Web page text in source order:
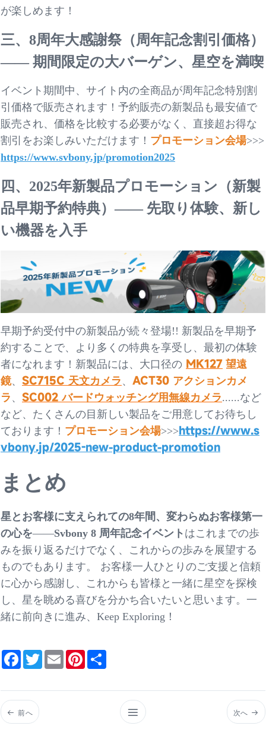
が楽しめます！
三、8周年大感謝祭（周年記念割引価格）
—— 期間限定の大バーゲン、星空を満喫
イベント期間中、サイト内の全商品が周年記念特別割
引価格で販売されます！予約販売の新製品も最安値で
販売され、価格を比較する必要がなく、直接超お得な
割引をお楽しみいただけます！ プロモーション会場>>>
https://www.svbony.jp/promotion2025
四、2025年新製品プロモーション（新製
品早期予約特典）—— 先取り体験、新し
い機器を入手
早期予約受付中の新製品が続々 登場!! 新製品を早期予
約することで、より多くの特典を享受し、最初の体験
者になれます！新製品には、大口径の MK127 望遠
鏡、 SC715C 天文カメラ 、 ACT30 アクションカメ
ラ 、 SC002 バードウォッチング用無線カメラ......など
など、たくさんの目新しい製品をご用意してお待ちし
ております！ プロモーション会場>>>https://www.s
vbony.jp/2025-new-product-promotion
まとめ
星とお客様に支えられての8年間、変わらぬお客様第一
の心を——Svbony 8 周年記念イベント はこれまでの歩
みを振り返るだけでなく、これからの歩みを展望する
ものでもあります。
お客様一人ひとりのご支援と信頼
に心から感謝し、これからも皆様と一緒に星空を探検
し、星を眺める喜びを分かち合いたいと思います。一
緒に前向きに進み、 Keep Exploring！
FacebookTwitterEmail Pinterest
前へ 次へ